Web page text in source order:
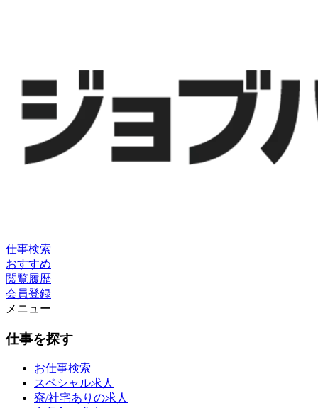
仕事検索
おすすめ
閲覧履歴
会員登録
メニュー
仕事を探す
お仕事検索
スペシャル求人
寮/社宅ありの求人